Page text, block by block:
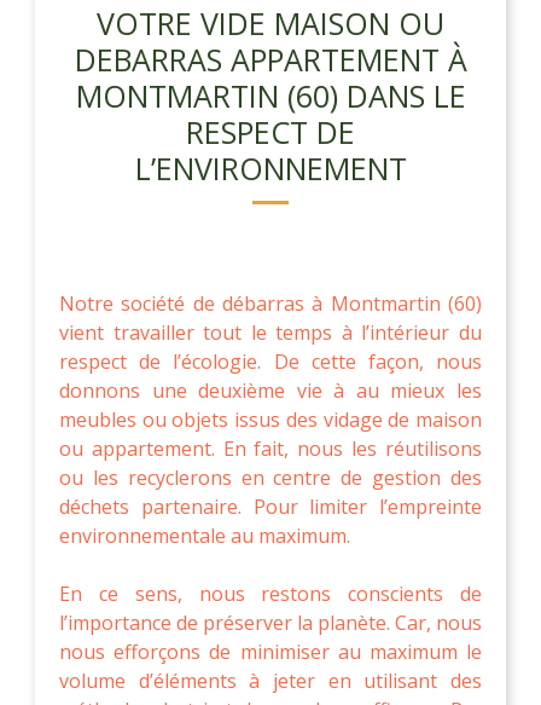
VOTRE VIDE MAISON OU
DEBARRAS APPARTEMENT À
MONTMARTIN (60) DANS LE
RESPECT DE
L’ENVIRONNEMENT
Notre société de débarras à Montmartin (60)
vient travailler tout le temps à l’intérieur du
respect de l’écologie. De cette façon, nous
donnons une deuxième vie à au mieux les
meubles ou objets issus des vidage de maison
ou appartement. En fait, nous les réutilisons
ou les recyclerons en centre de gestion des
déchets partenaire. Pour limiter l’empreinte
environnementale au maximum.
En ce sens, nous restons conscients de
l’importance de préserver la planète. Car, nous
nous efforçons de minimiser au maximum le
volume d’éléments à jeter en utilisant des